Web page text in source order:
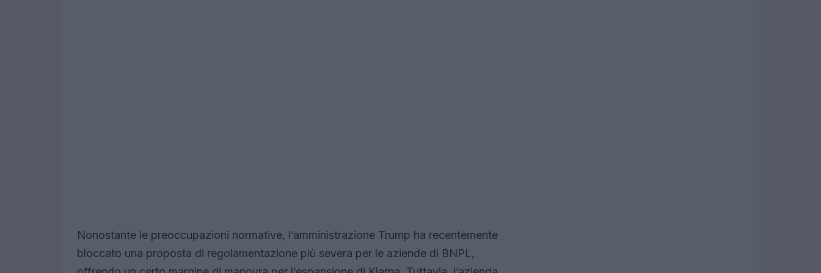
Nonostante le preoccupazioni normative, l’amministrazione Trump ha recentemente
bloccato una proposta di regolamentazione più severa per le aziende di BNPL,